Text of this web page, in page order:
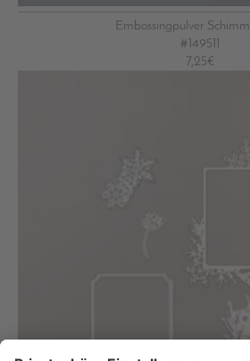
Embossingpulver
#149511
7,25€